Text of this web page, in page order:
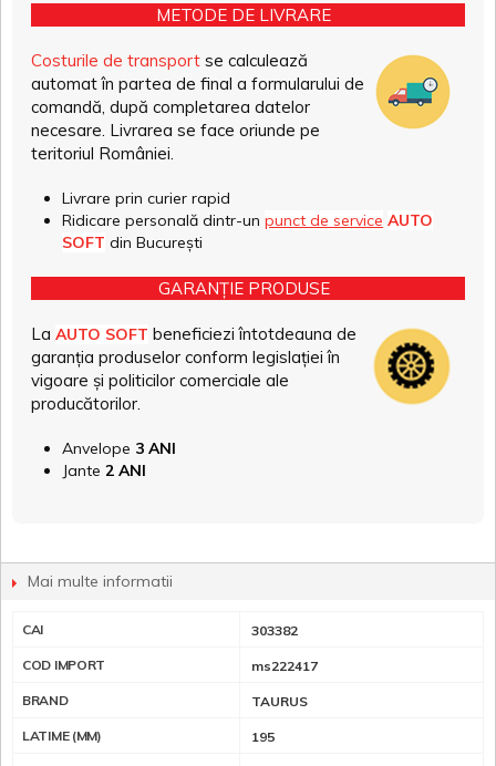
METODE DE LIVRARE
Costurile de transport se calculează
automat în partea de final a formularului de
comandă, după completarea datelor
necesare. Livrarea se face oriunde pe
teritoriul României.
Livrare prin curier rapid
Ridicare personală dintr-un punct de service AUTO
SOFT din București
GARANȚIE PRODUSE
La AUTO SOFT beneficiezi întotdeauna de
garanția produselor conform legislației în
vigoare și politicilor comerciale ale
producătorilor.
Anvelope 3 ANI
Jante 2 ANI
Mai multe informatii
CAI 303382
COD IMPORT ms222417
BRAND TAURUS
LATIME (MM) 195